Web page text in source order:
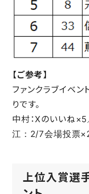
【ご参考】
ファンクラブイベン
りです。
中村：Xのいいね
江：2/7会場投票
上位入賞選